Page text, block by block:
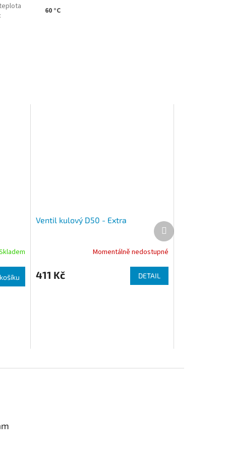
: 60 °C
Ventil kulový D50 - Extra
Momentálně nedostupné
411 Kč DETAIL
Další produkt